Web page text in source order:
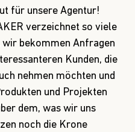
für unsere Agentur!
verzeichnet so viele
bekommen Anfragen
Kunden, die
nehmen möchten und
und Projekten
dem, was wir uns
noch die Krone